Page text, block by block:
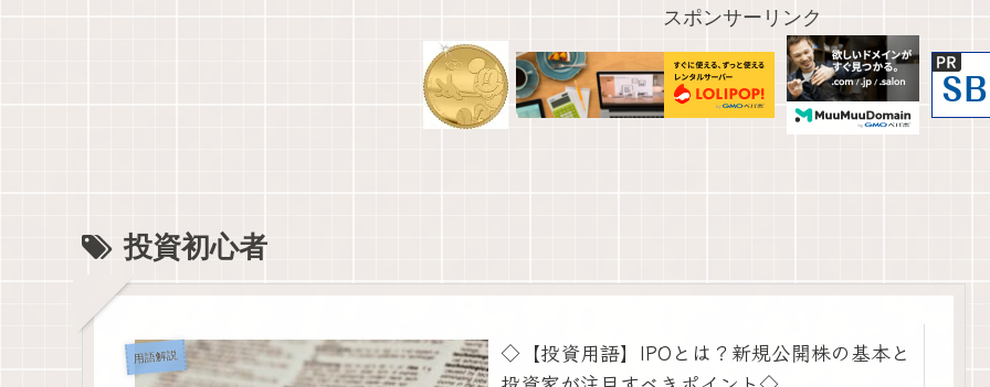
スポンサーリンク
投資初心者
用語解説
◇【投資用語】IPOとは？新規公開株の基本と